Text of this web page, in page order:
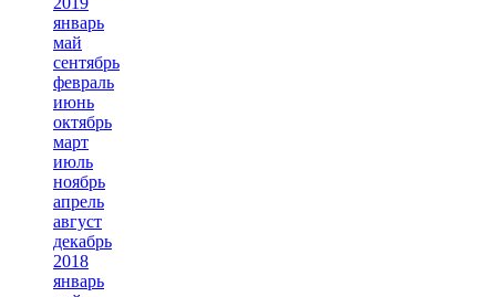
январь
май
сентябрь
февраль
июнь
октябрь
март
июль
ноябрь
апрель
август
декабрь
2018
январь